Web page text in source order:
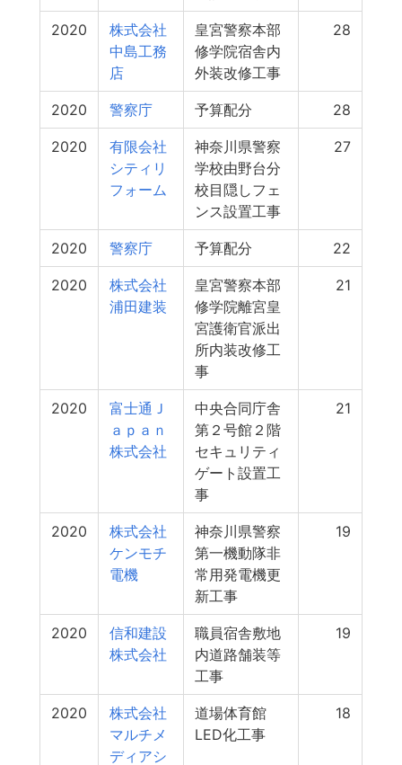
2020
株式会社
中島工務
店
皇宮警察本部
修学院宿舎内
外装改修工事
28
2020 警察庁 予算配分 28
2020
有限会社
シティリ
フォーム
神奈川県警察
学校由野台分
校目隠しフェ
ンス設置工事
27
2020 警察庁 予算配分 22
2020
株式会社
浦田建装
皇宮警察本部
修学院離宮皇
宮護衛官派出
所内装改修工
事
21
2020
富士通Ｊ
ａｐａｎ
株式会社
中央合同庁舎
第２号館２階
セキュリティ
ゲート設置工
事
21
2020
株式会社
ケンモチ
電機
神奈川県警察
第一機動隊非
常用発電機更
新工事
19
2020
信和建設
株式会社
職員宿舎敷地
内道路舗装等
工事
19
2020
株式会社
マルチメ
ディアシ
道場体育館
LED化工事
18